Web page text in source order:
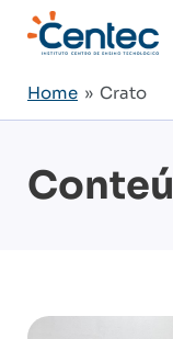
Home » Crato